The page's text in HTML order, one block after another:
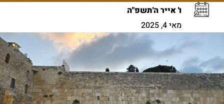
ו' אייר ה'תשפ"ה
מאי 4, 2025